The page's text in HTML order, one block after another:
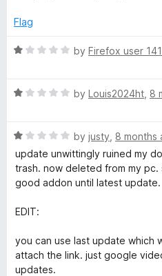
d
o
o
Flag
R
e
o
u
t
o
5
by Firefox user
R
e
d
1
o
t
f
5
by Louis2024ht 8
R
a
t
e
1
u
t
o
by justy 8 months
update unwittingly ruined my
trash. now deleted from my pc.
good addon until latest update.
EDIT:
you can use last update which
attach the link. just google
updates.